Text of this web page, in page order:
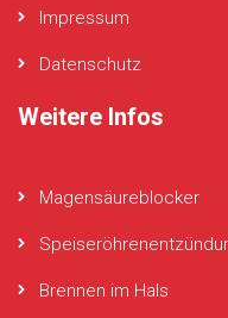
Impressum
Datenschutz
Weitere Infos
Magensäureblocker
Brennen im Hals